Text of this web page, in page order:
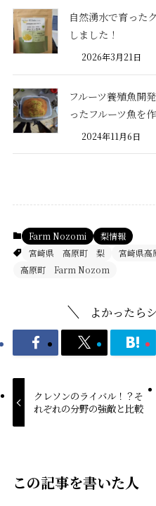
自然湧水で育った
しました！
2026年3月21日
フルーツ養殖魚開
ったフルーツ魚を
2024年11月6日
Farm Nozomi
梨情報
宮崎県 高原町 梨
宮崎県
高原町 Farm Nozom
よかったら
クレソンのライバル！？そ
れぞれの分野の強敵と比較
この記事を書いた人